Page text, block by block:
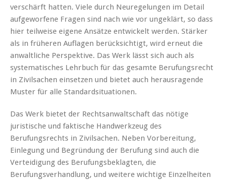
verschärft hatten. Viele durch Neuregelungen im Detail
aufgeworfene Fragen sind nach wie vor ungeklärt, so dass
hier teilweise eigene Ansätze entwickelt werden. Stärker
als in früheren Auflagen berücksichtigt, wird erneut die
anwaltliche Perspektive. Das Werk lässt sich auch als
systematisches Lehrbuch für das gesamte Berufungsrecht
in Zivilsachen einsetzen und bietet auch herausragende
Muster für alle Standardsituationen.
Das Werk bietet der Rechtsanwaltschaft das nötige
juristische und faktische Handwerkzeug des
Berufungsrechts in Zivilsachen. Neben Vorbereitung,
Einlegung und Begründung der Berufung sind auch die
Verteidigung des Berufungsbeklagten, die
Berufungsverhandlung, und weitere wichtige Einzelheiten